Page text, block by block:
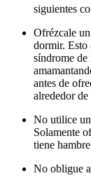
siguientes
Ofrézcale
dormir. Esto
síndrome de
antes de
alrededor de
No utilice un
Solamente
tiene
No obligue